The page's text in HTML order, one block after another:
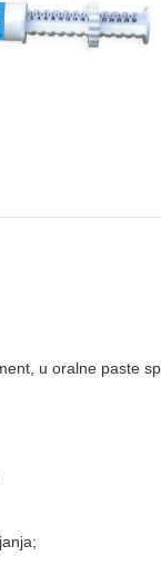
u oralne paste